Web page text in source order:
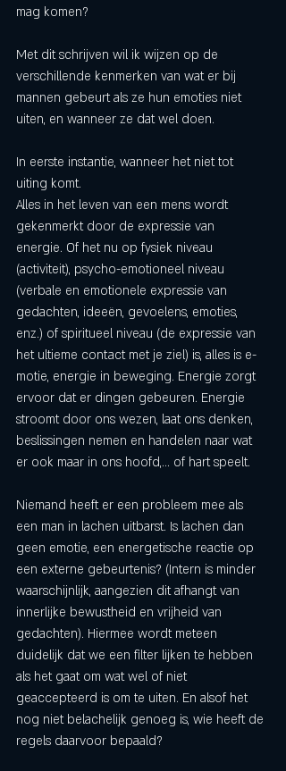
mag komen?
Met dit schrijven wil ik wijzen op de
verschillende kenmerken van wat er bij
mannen gebeurt als ze hun emoties niet
uiten, en wanneer ze dat wel doen.
In eerste instantie, wanneer het niet tot
uiting komt.
Alles in het leven van een mens wordt
gekenmerkt door de expressie van
energie. Of het nu op fysiek niveau
(activiteit), psycho-emotioneel niveau
(verbale en emotionele expressie van
gedachten, ideeën, gevoelens, emoties,
enz.) of spiritueel niveau (de expressie van
het ultieme contact met je ziel) is, alles is e-
motie, energie in beweging. Energie zorgt
ervoor dat er dingen gebeuren. Energie
stroomt door ons wezen, laat ons denken,
beslissingen nemen en handelen naar wat
er ook maar in ons hoofd,... of hart speelt.
Niemand heeft er een probleem mee als
een man in lachen uitbarst. Is lachen dan
geen emotie, een energetische reactie op
een externe gebeurtenis? (Intern is minder
waarschijnlijk, aangezien dit afhangt van
innerlijke bewustheid en vrijheid van
gedachten). Hiermee wordt meteen
duidelijk dat we een filter lijken te hebben
als het gaat om wat wel of niet
geaccepteerd is om te uiten. En alsof het
nog niet belachelijk genoeg is, wie heeft de
regels daarvoor bepaald?